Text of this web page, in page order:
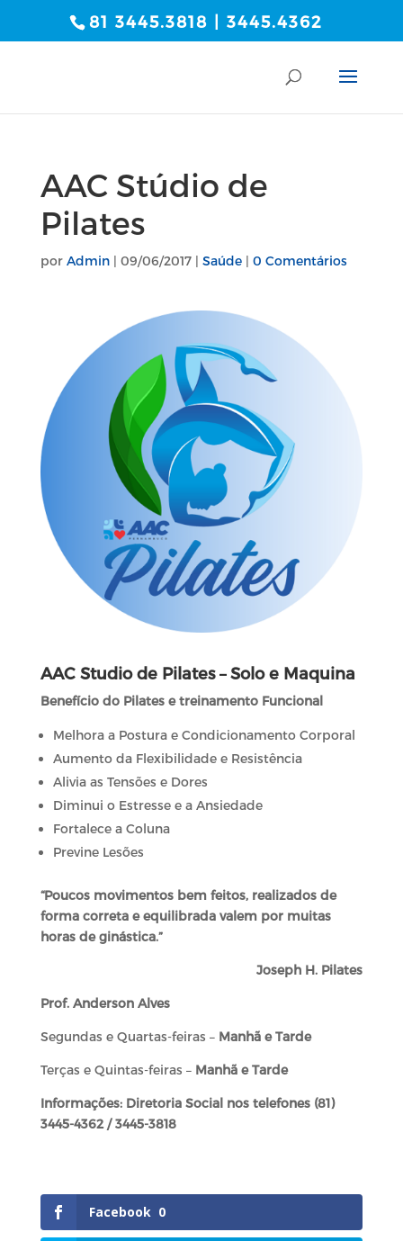
81 3445.3818 | 3445.4362
AAC Stúdio de
Pilates
por Admin| 09/06/2017| Saúde| 0 Comentários
AAC Studio de Pilates – Solo e Maquina
Benefício do Pilates e treinamento Funcional
Melhora a Postura e Condicionamento Corporal
Aumento da Flexibilidade e Resistência
Alivia as Tensões e Dores
Diminui o Estresse e a Ansiedade
Fortalece a Coluna
Previne Lesões
“Poucos movimentos bem feitos, realizados de
forma correta e equilibrada valem por muitas
horas de ginástica.”
Joseph H. Pilates
Prof. Anderson Alves
Segundas e Quartas-feiras – Manhã e Tarde
Terças e Quintas-feiras – Manhã e Tarde
Informações: Diretoria Social nos telefones (81)
3445-4362 / 3445-3818
Facebook 0